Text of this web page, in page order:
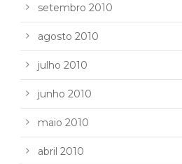
setembro 2010
agosto 2010
julho 2010
junho 2010
maio 2010
abril 2010